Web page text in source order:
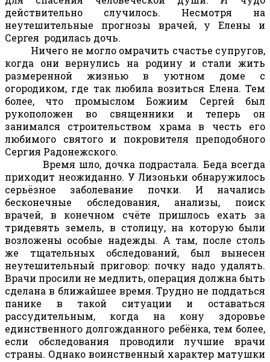
действительно случилось. Несмотря на
неутешительные прогнозы врачей, у Елены и
Сергея родилась дочь.
Ничего не могло омрачить счастье супругов,
когда они вернулись на родину и стали жить
размеренной жизнью в уютном доме с
огородиком, где так любила возиться Елена. Тем
более, что промыслом Божиим Сергей был
рукоположен во священники и теперь он
занимался строительством храма в честь его
любимого святого и покровителя преподобного
Сергия Радонежского.
Время шло, дочка подрастала. Беда всегда
приходит неожиданно. У Лизоньки обнаружилось
серьёзное заболевание почки. И начались
бесконечные обследования, анализы, поиск
врачей, в конечном счёте пришлось ехать за
тридевять земель, в столицу, на которую были
возложены особые надежды. А там, после столь
же тщательных обследований, был вынесен
неутешительный приговор: почку надо удалять.
Врачи просили не медлить, операция должна быть
сделана в ближайшее время. Трудно не поддаться
панике в такой ситуации и оставаться
рассудительным, когда на кону здоровье
единственного долгожданного ребёнка, тем более,
если обследования проводили лучшие врачи
страны. Однако воинственный характер матушки